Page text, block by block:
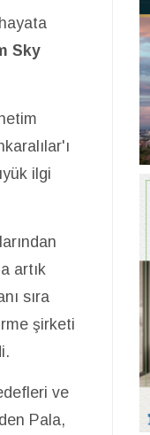
Sky
ilgi
artık
sıra
şirketi
ve
Pala,